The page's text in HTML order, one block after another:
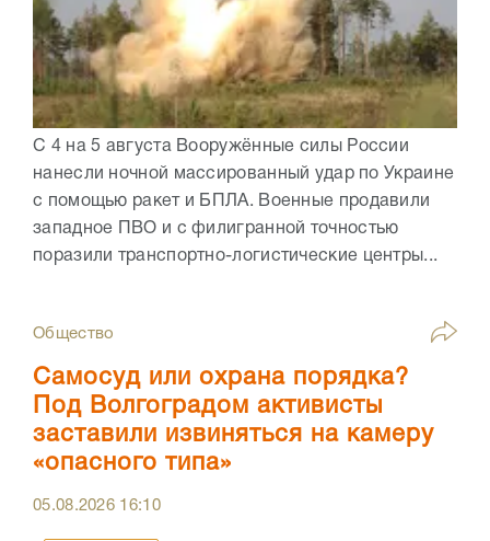
С 4 на 5 августа Вооружённые силы России
нанесли ночной массированный удар по Украине
с помощью ракет и БПЛА. Военные продавили
западное ПВО и с филигранной точностью
поразили транспортно-логистические центры...
Общество
Самосуд или охрана порядка?
Под Волгоградом активисты
заставили извиняться на камеру
«опасного типа»
05.08.2026 16:10